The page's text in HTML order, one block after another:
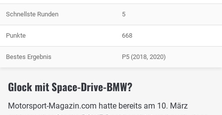
Schnellste Runden 5
Punkte 668
Bestes Ergebnis P5 (2018, 2020)
Glock mit Space-Drive-BMW?
Motorsport-Magazin.com hatte bereits am 10. März